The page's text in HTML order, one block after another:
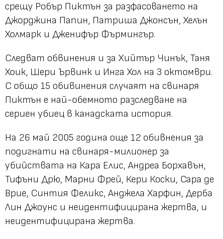
срещу Робър Пиктън за разфасоването на
Джорджина Папин, Патриша Джонсън, Хелън
Холмарк и Дженифър Фърмингър.
Следват обвинения и за Хийтър Чинък, Таня
Хоик, Шери Ървинк и Инга Хол на 3 октомври.
С общо 15 обивинения случаят на свинаря
Пиктън е най-обемното разследване на
сериен убиец в канадската история.
На 26 май 2005 година още 12 обивнения за
подигнати на свинаря-милионер за
убийствата на Кара Елис, Андреа Борхавън,
Тифъни Дрю, Марни Фрей, Кери Коски, Сара де
Врие, Синтия Феликс, Анджела Харфин, Дерба
Лин Джоунс и неидентифицирана жертва, и
неидентифицирана жертва.